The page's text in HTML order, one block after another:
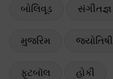
બોલિવૂડ સંગીતજ્ઞ
મુજરિમ જ્યોતિષી
ફૂટબૉલ હોકી